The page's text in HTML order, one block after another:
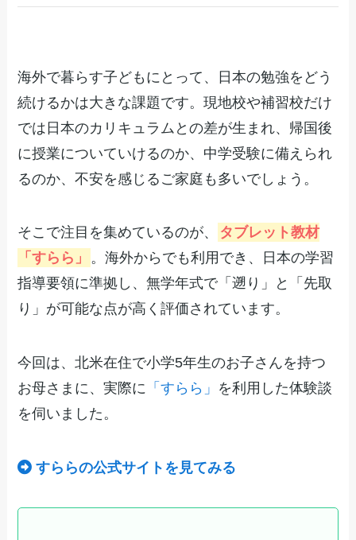
海外で暮らす子どもにとって、日本の勉強をどう
続けるかは大きな課題です。現地校や補習校だけ
では日本のカリキュラムとの差が生まれ、帰国後
に授業についていけるのか、中学受験に備えられ
るのか、不安を感じるご家庭も多いでしょう。
そこで注目を集めているのが、
タブレット教材
「すらら」
。海外からでも利用でき、日本の学習
指導要領に準拠し、無学年式で「遡り」と「先取
り」が可能な点が高く評価されています。
今回は、北米在住で小学5年生のお子さんを持つ
お母さまに、実際に 「すらら」 を利用した体験談
を伺いました。
すららの公式サイトを見てみる